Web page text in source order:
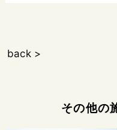
back >
その他の